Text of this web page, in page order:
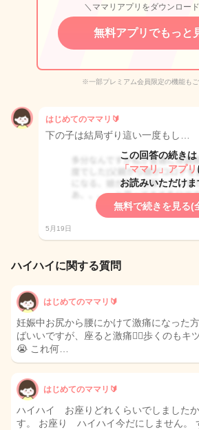
＼ママリアプリをダウンロー
無料アプリでもっと
※一部プレミアム会員限定の機能も
はじめてのママリ🔰
下の子は結局ずり這い一度もし…
この回答の続きは
「ママリ」アプリ
お読みいただけま
無料で続きを見る(
5月19日
ハイハイに関する質問
はじめてのママリ🔰
妊娠中お尻から腰にかけて激痛になった
ばいいですが、座ると激痛🧎‍♀️歩くのもキ
😭 これ何…
はじめてのママリ🔰
ハイハイ お座りどれくらいでしました
す。 お座り ハイハイ今だにしません。